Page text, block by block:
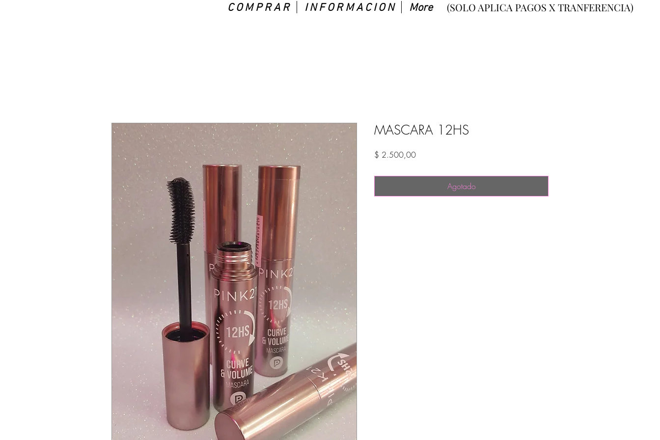
C O M P R A R I N F O R M A C I O N More (SOLO APLICA PAGOS X TRANFERENCIA)
MASCARA 12HS
$ 2.500,00Precio
Agotado